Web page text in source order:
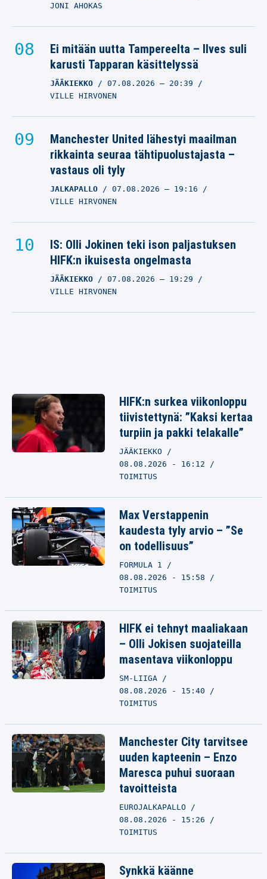
JONI AHOKAS
Ei mitään uutta Tampereelta – Ilves suli
karusti Tapparan käsittelyssä
JÄÄKIEKKO 07.08.2026 – 20:39
VILLE HIRVONEN
Manchester United lähestyi maailman
rikkainta seuraa tähtipuolustajasta –
vastaus oli tyly
JALKAPALLO 07.08.2026 – 19:16
VILLE HIRVONEN
IS: Olli Jokinen teki ison paljastuksen
HIFK:n ikuisesta ongelmasta
JÄÄKIEKKO 07.08.2026 – 19:29
VILLE HIRVONEN
HIFK:n surkea viikonloppu
tiivistettynä: ”Kaksi kertaa
turpiin ja pakki telakalle”
JÄÄKIEKKO
08.08.2026 - 16:12
TOIMITUS
Max Verstappenin
kaudesta tyly arvio – ”Se
on todellisuus”
FORMULA 1
08.08.2026 - 15:58
TOIMITUS
HIFK ei tehnyt maaliakaan
– Olli Jokisen suojateilla
masentava viikonloppu
SM-LIIGA
08.08.2026 - 15:40
TOIMITUS
Manchester City tarvitsee
uuden kapteenin – Enzo
Maresca puhui suoraan
tavoitteista
EUROJALKAPALLO
08.08.2026 - 15:26
TOIMITUS
Synkkä käänne